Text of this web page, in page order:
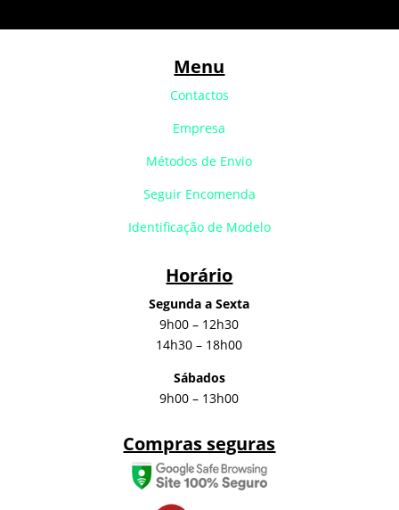
Menu
Contactos
Empresa
Métodos de Envio
Seguir Encomenda
Identificação de Modelo
Horário
Segunda a Sexta
9h00 – 12h30
14h30 – 18h00
Sábados
9h00 – 13h00
Compras seguras